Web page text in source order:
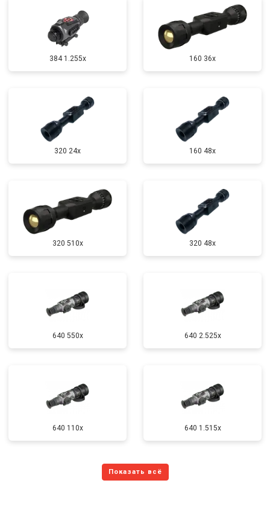
384 1.255х 160 36x
320 24x 160 48x
320 510x 320 48x
640 550x 640 2.525x
640 110x 640 1.515x